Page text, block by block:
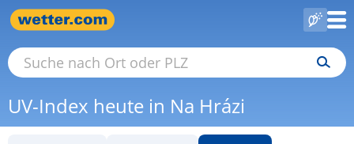
UV-Index heute in Na Hrázi